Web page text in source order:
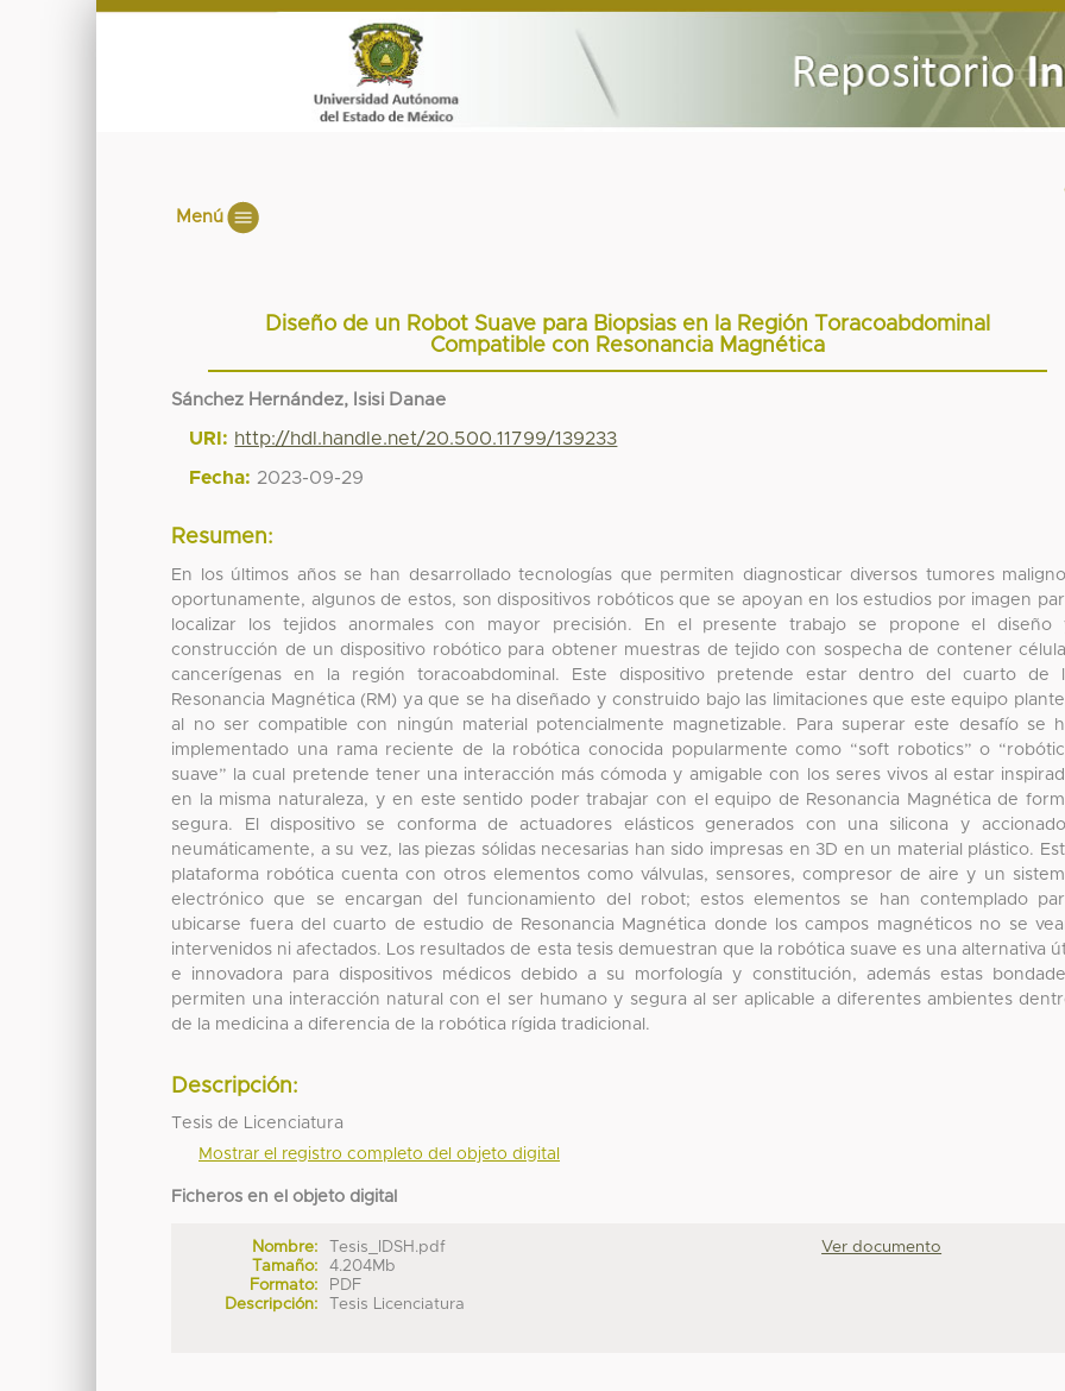
Menú
Diseño de un Robot Suave para Biopsias en la Región Toracoabdominal
Compatible con Resonancia Magnética
Sánchez Hernández, Isisi Danae
URI: http://hdl.handle.net/20.500.11799/139233
Fecha: 2023-09-29
Resumen:
En los últimos años se han desarrollado tecnologías que permiten diagnosticar diversos tumores
oportunamente, algunos de estos, son dispositivos robóticos que se apoyan en los estudios por imagen
localizar los tejidos anormales con mayor precisión. En el presente trabajo se propone el diseño
construcción de un dispositivo robótico para obtener muestras de tejido con sospecha de contener
cancerígenas en la región toracoabdominal. Este dispositivo pretende estar dentro del cuarto de
Resonancia Magnética (RM) ya que se ha diseñado y construido bajo las limitaciones que este equipo
al no ser compatible con ningún material potencialmente magnetizable. Para superar este desafío se
implementado una rama reciente de la robótica conocida popularmente como “soft robotics” o
suave” la cual pretende tener una interacción más cómoda y amigable con los seres vivos al estar
en la misma naturaleza, y en este sentido poder trabajar con el equipo de Resonancia Magnética de
segura. El dispositivo se conforma de actuadores elásticos generados con una silicona y
neumáticamente, a su vez, las piezas sólidas necesarias han sido impresas en 3D en un material plástico.
plataforma robótica cuenta con otros elementos como válvulas, sensores, compresor de aire y un
electrónico que se encargan del funcionamiento del robot; estos elementos se han contemplado
ubicarse fuera del cuarto de estudio de Resonancia Magnética donde los campos magnéticos no se
intervenidos ni afectados. Los resultados de esta tesis demuestran que la robótica suave es una alternativa
e innovadora para dispositivos médicos debido a su morfología y constitución, además estas
permiten una interacción natural con el ser humano y segura al ser aplicable a diferentes ambientes
de la medicina a diferencia de la robótica rígida tradicional.
Descripción:
Tesis de Licenciatura
Mostrar el registro completo del objeto digital
Ficheros en el objeto digital
Nombre:
Tesis_IDSH.pdf
Tamaño:
4.204Mb
Formato:
PDF
Descripción:
Tesis Licenciatura
Ver documento